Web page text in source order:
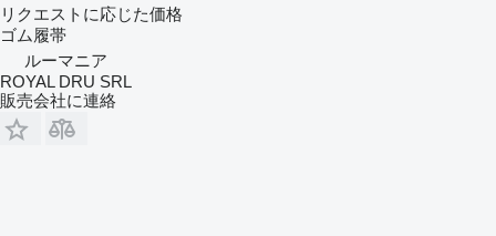
リクエストに応じた価格
ゴム履帯
ルーマニア
ROYAL DRU SRL
販売会社に連絡